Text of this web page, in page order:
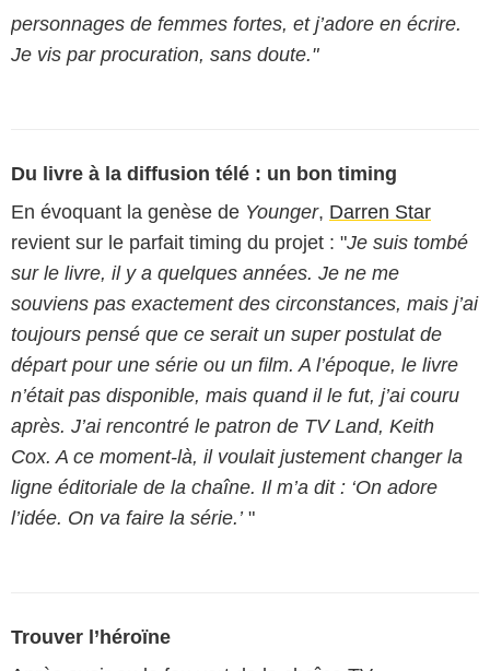
personnages de femmes fortes, et j’adore en écrire.
Je vis par procuration, sans doute."
Du livre à la diffusion télé : un bon timing
En évoquant la genèse de Younger, Darren Star
revient sur le parfait timing du projet : "Je suis tombé
sur le livre, il y a quelques années. Je ne me
souviens pas exactement des circonstances, mais j’ai
toujours pensé que ce serait un super postulat de
départ pour une série ou un film. A l’époque, le livre
n’était pas disponible, mais quand il le fut, j’ai couru
après. J’ai rencontré le patron de TV Land, Keith
Cox. A ce moment-là, il voulait justement changer la
ligne éditoriale de la chaîne. Il m’a dit : ‘On adore
l’idée. On va faire la série.’"
Trouver l’héroïne